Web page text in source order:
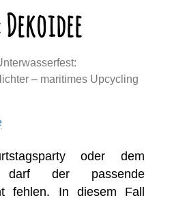
– maritimes Upcycling
oder dem
der passende
fehlen. In diesem Fall